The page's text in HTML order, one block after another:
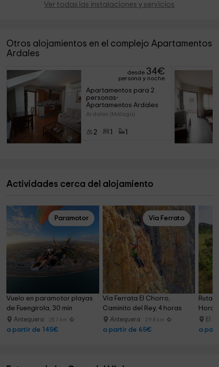
Ver todas las instalaciones y servicios
Otros alojamientos en el complejo Apartamentos
Ardales
desde 34€
persona y noche
Apartamentos para 2
personas-
Apartamentos Ardales
Ardales (Málaga)
2
Actividades cerca del alojamiento
Paramotor
Vuelo en paramotor playas
de Fuengirola, 30 min
Antequera 28.7 km
a partir de 145€
Vía Ferrata
Vía Ferrata El Chorro,
Caminito del Rey, 4 horas
Antequera 29.8 km
a partir de 65€
Ruta
El
a